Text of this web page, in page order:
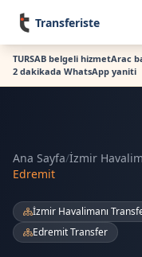
Transferiste
TURSAB belgeli hizmetArac
2 dakikada WhatsApp yaniti
Ana Sayfa/İzmir
Edremit
İzmir Havalimanı
Edremit Transfer